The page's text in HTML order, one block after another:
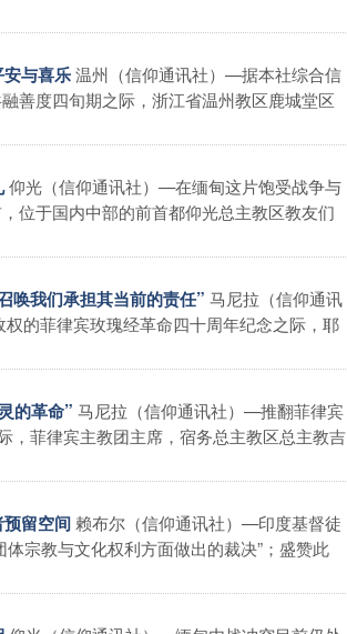
与喜乐温州（信仰通讯社）—据本社综合信
善度四旬期之际，浙江省温州教区鹿城堂区
仰光（信仰通讯社）—在缅甸这片饱受战争与
位于国内中部的前首都仰光总主教区教友们
唤我们承担其当前的责任” 马尼拉（信仰通讯
的菲律宾玫瑰经革命四十周年纪念之际，耶
的革命” 马尼拉（信仰通讯社）—推翻菲律宾
，菲律宾主教团主席，宿务总主教区总主教吉
留空间 赖布尔（信仰通讯社）—印度基督徒
宗教与文化权利方面做出的裁决”；盛赞此